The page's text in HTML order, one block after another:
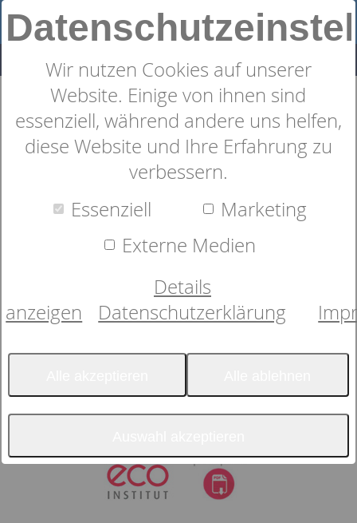
Wir nutzen Cookies auf unserer
Website. Einige von ihnen sind
essenziell, während andere uns helfen,
diese Website und Ihre Erfahrung zu
verbessern.
Essenziell
Marketing
Externe Medien
Details
anzeigen
Datenschutzerklärung
Schaummatratze
dormabell classic S